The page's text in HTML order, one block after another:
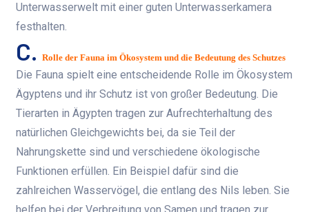
Unterwasserwelt mit einer guten Unterwasserkamera
festhalten.
C.Rolle der Fauna im Ökosystem und die Bedeutung des Schutzes
Die Fauna spielt eine entscheidende Rolle im Ökosystem
Ägyptens und ihr Schutz ist von großer Bedeutung. Die
Tierarten in Ägypten tragen zur Aufrechterhaltung des
natürlichen Gleichgewichts bei, da sie Teil der
Nahrungskette sind und verschiedene ökologische
Funktionen erfüllen. Ein Beispiel dafür sind die
zahlreichen Wasservögel, die entlang des Nils leben. Sie